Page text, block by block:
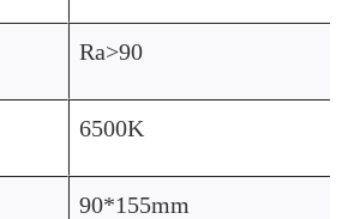
Ra>90
6500K
90*155mm